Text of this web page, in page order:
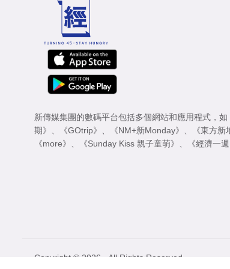
新傳媒集團的數碼平台包括多個網站和應用程式，如
期》 、 《GOtrip》 、 《NM+新Monday》 、 《東方新
《more》 、 《Sunday Kiss 親子童萌》 、 《經濟一週
Copyright © 2026 - All Rights Reserved